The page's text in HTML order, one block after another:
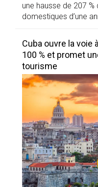
une hausse de 207
domestiques d’une
Cuba ouvre la voie
100 % et promet
tourisme